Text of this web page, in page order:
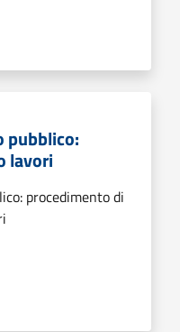
pubblico:
lavori
procedimento di